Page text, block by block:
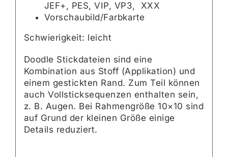
JEF+, PES, VIP, VP3, XXX
Vorschaubild/Farbkarte
Schwierigkeit: leicht
Doodle Stickdateien sind eine
Kombination aus Stoff (Applikation) und
einem gestickten Rand. Zum Teil können
auch Vollsticksequenzen enthalten sein,
z. B. Augen. Bei Rahmengröße 10×10 sind
auf Grund der kleinen Größe einige
Details reduziert.